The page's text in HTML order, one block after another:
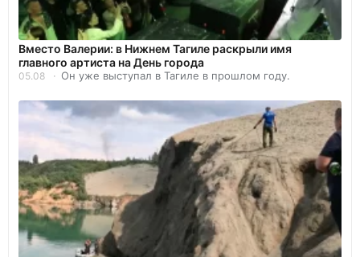
Вместо Валерии: в Нижнем Тагиле раскрыли имя
главного артиста на День города
05.08 Он уже выступал в Тагиле в прошлом году.